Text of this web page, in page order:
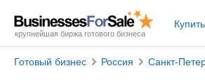
крупнейшая биржа готового бизнеса
Готовый бизнес Россия Санкт-